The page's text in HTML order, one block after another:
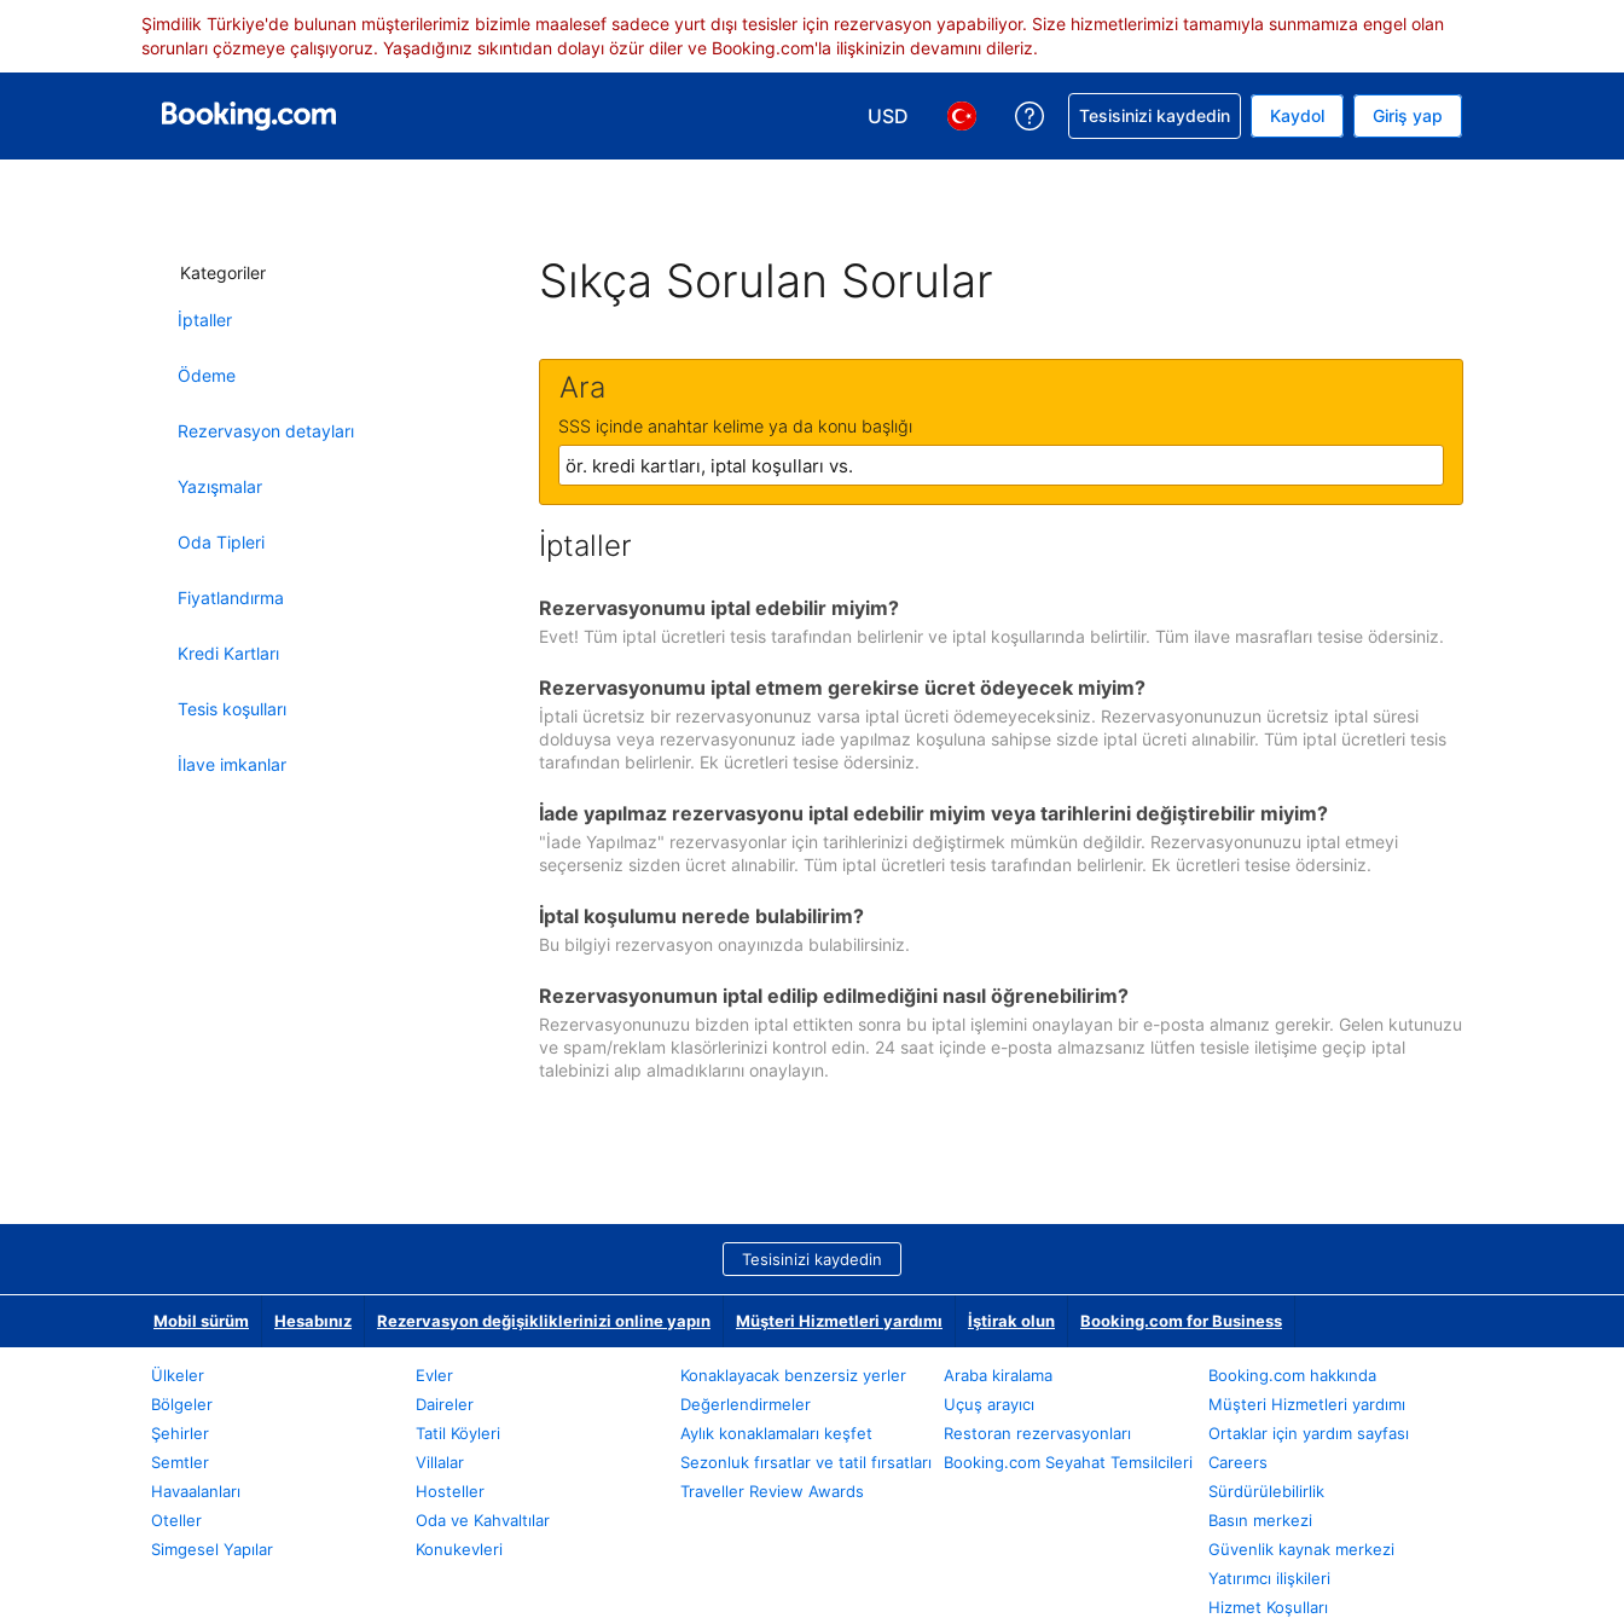
Şimdilik Türkiye'de bulunan müşterilerimiz bizimle maalesef sadece yurt dışı tesisler için rezervasyon yapabiliyor. Size hizmetlerimizi tamamıyla sunmamıza engel olan
sorunları çözmeye çalışıyoruz. Yaşadığınız sıkıntıdan dolayı özür diler ve Booking.com'la ilişkinizin devamını dileriz.
USD
Para birimi seçimi yap. Mevcut para biriminiz ABD doları
Dil seçimi yap. Mevcut diliniz Türkçe
Rezervasyonunuzla ilgili yardım alın
Tesisinizi kaydedin Kaydol Giriş yap
Kategoriler
İptaller
Ödeme
Rezervasyon detayları
Yazışmalar
Oda Tipleri
Fiyatlandırma
Kredi Kartları
Tesis koşulları
İlave imkanlar
Sıkça Sorulan Sorular
Ara
SSS içinde anahtar kelime ya da konu başlığı
İptaller
Rezervasyonumu iptal edebilir miyim?
Evet! Tüm iptal ücretleri tesis tarafından belirlenir ve iptal koşullarında belirtilir. Tüm ilave masrafları tesise ödersiniz.
Rezervasyonumu iptal etmem gerekirse ücret ödeyecek miyim?
İptali ücretsiz bir rezervasyonunuz varsa iptal ücreti ödemeyeceksiniz. Rezervasyonunuzun ücretsiz iptal süresi
dolduysa veya rezervasyonunuz iade yapılmaz koşuluna sahipse sizde iptal ücreti alınabilir. Tüm iptal ücretleri tesis
tarafından belirlenir. Ek ücretleri tesise ödersiniz.
İade yapılmaz rezervasyonu iptal edebilir miyim veya tarihlerini değiştirebilir miyim?
"İade Yapılmaz" rezervasyonlar için tarihlerinizi değiştirmek mümkün değildir. Rezervasyonunuzu iptal etmeyi
seçerseniz sizden ücret alınabilir. Tüm iptal ücretleri tesis tarafından belirlenir. Ek ücretleri tesise ödersiniz.
İptal koşulumu nerede bulabilirim?
Bu bilgiyi rezervasyon onayınızda bulabilirsiniz.
Rezervasyonumun iptal edilip edilmediğini nasıl öğrenebilirim?
Rezervasyonunuzu bizden iptal ettikten sonra bu iptal işlemini onaylayan bir e-posta almanız gerekir. Gelen kutunuzu
ve spam/reklam klasörlerinizi kontrol edin. 24 saat içinde e-posta almazsanız lütfen tesisle iletişime geçip iptal
talebinizi alıp almadıklarını onaylayın.
Tesisinizi kaydedin
Mobil sürüm Hesabınız Rezervasyon değişikliklerinizi online yapın Müşteri Hizmetleri yardımı İştirak olun Booking.com for Business
Ülkeler
Bölgeler
Şehirler
Semtler
Havaalanları
Oteller
Simgesel Yapılar
Evler
Daireler
Tatil Köyleri
Villalar
Hosteller
Oda ve Kahvaltılar
Konukevleri
Konaklayacak benzersiz yerler
Değerlendirmeler
Aylık konaklamaları keşfet
Sezonluk fırsatlar ve tatil fırsatları
Traveller Review Awards
Araba kiralama
Uçuş arayıcı
Restoran rezervasyonları
Booking.com Seyahat Temsilcileri
Booking.com hakkında
Müşteri Hizmetleri yardımı
Ortaklar için yardım sayfası
Careers
Sürdürülebilirlik
Basın merkezi
Güvenlik kaynak merkezi
Yatırımcı ilişkileri
Hizmet Koşulları